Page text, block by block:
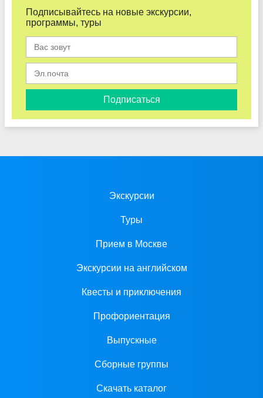
Подписывайтесь на новые экскурсии,
программы, туры
Подписаться
Экскурсии
Туры
Прием в Москве
Экскурсии на английском
Квесты и приключения
Профориентация
Выпускные
Сборные группы
Скачать каталог